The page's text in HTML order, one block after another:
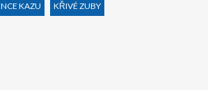
KAZU KŘIVÉ ZUBY